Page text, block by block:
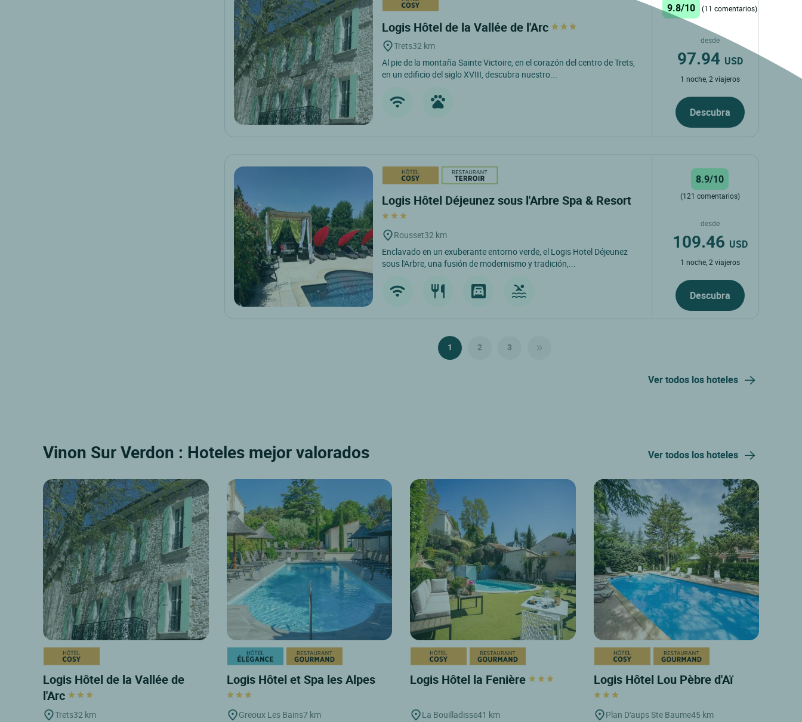
Logis Hôtel de la Vallée de l'Arc
Trets32 km
Al pie de la montaña Sainte Victoire, en el corazón del centro de Trets,
en un edificio del siglo XVIII, descubra nuestro...
9.8/10 (11 comentarios)
desde
97.94 USD
1 noche, 2 viajeros
Descubra
Logis Hôtel Déjeunez sous l'Arbre Spa & Resort
Rousset32 km
Enclavado en un exuberante entorno verde, el Logis Hotel Déjeunez
sous l'Arbre, una fusión de modernismo y tradición,...
8.9/10
(121 comentarios)
desde
109.46 USD
1 noche, 2 viajeros
Descubra
1 2 3
Ver todos los hoteles
Vinon Sur Verdon : Hoteles mejor valorados Ver todos los hoteles
Logis Hôtel de la Vallée de
l'Arc
Trets32 km
Logis Hôtel et Spa les Alpes
Greoux Les Bains7 km
Logis Hôtel la Fenière
La Bouilladisse41 km
Logis Hôtel Lou Pèbre d'Aï
Plan D'aups Ste Baume45 km